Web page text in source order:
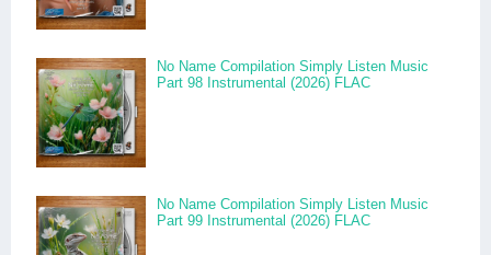
No Name Compilation Simply Listen Music
Part 98 Instrumental (2026) FLAC
No Name Compilation Simply Listen Music
Part 99 Instrumental (2026) FLAC